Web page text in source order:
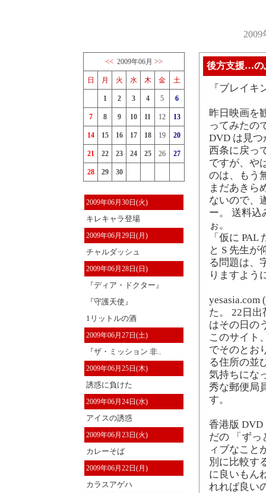
<< 2009年06月 >>
日 月 火 水 木 金 土
1 2 3 4 5 6
7 8 9 10 11 12 13
14 15 16 17 18 19 20
21 22 23 24 25 26 27
28 29 30
2009年06月30日(火)
キレキャラ登場
2009年06月29日(月)
チャルダッシュ
2009年06月28日(日)
『ディア・ドクター』
『守護天使』
1リットルの酒
2009年06月27日(土)
『ザ・ミッション 非..
2009年06月25日(木)
誘惑に負けた
2009年06月24日(水)
アイスの誘惑
2009年06月23日(火)
カレーそば
2009年06月22日(月)
カラスアゲハ
後方支援…の
『ブレイ
昨日映画を
ってみたの
DVD は見つ
西条に戻っ
ですが、や
のは、もう
まだあきら
ないので、
ー。 送料込
ぉ。
「仮に
と S 先生が
る問題は、
りますよう
た。 22日出
はその日の
このサイト
でそのとお
る住所の並
気持ちにな
秀な郵便局
す。
香港版
だの 「ずっ
ィブなこと
別に比較す
に良いもん
れれば良い